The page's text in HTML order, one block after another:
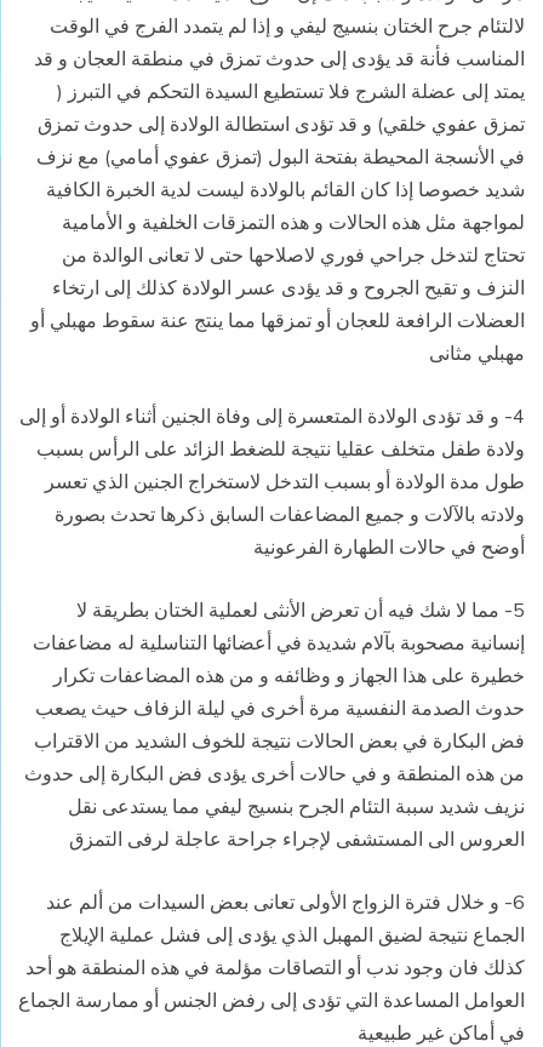
لالتئام جرح الختان بنسيج ليفي و إذا لم يتمدد الفرج في الوقت
المناسب فأنة قد يؤدى إلى حدوث تمزق في منطقة العجان و قد
يمتد إلى عضلة الشرج فلا تستطيع السيدة التحكم في التبرز (
تمزق عفوي خلقي) و قد تؤدى استطالة الولادة إلى حدوث تمزق
في الأنسجة المحيطة بفتحة البول (تمزق عفوي أمامي) مع نزف
شديد خصوصا إذا كان القائم بالولادة ليست لدية الخبرة الكافية
لمواجهة مثل هذه الحالات و هذه التمزقات الخلفية و الأمامية
تحتاج لتدخل جراحي فوري لاصلاحها حتى لا تعانى الوالدة من
النزف و تقيح الجروح و قد يؤدى عسر الولادة كذلك إلى ارتخاء
العضلات الرافعة للعجان أو تمزقها مما ينتج عنة سقوط مهبلي أو
مهبلي مثانى
4- و قد تؤدى الولادة المتعسرة إلى وفاة الجنين أثناء الولادة أو إلى
ولادة طفل متخلف عقليا نتيجة للضغط الزائد على الرأس بسبب
طول مدة الولادة أو بسبب التدخل لاستخراج الجنين الذي تعسر
ولادته بالآلات و جميع المضاعفات السابق ذكرها تحدث بصورة
أوضح في حالات الطهارة الفرعونية
5- مما لا شك فيه أن تعرض الأنثى لعملية الختان بطريقة لا
إنسانية مصحوبة بآلام شديدة في أعضائها التناسلية له مضاعفات
خطيرة على هذا الجهاز و وظائفه و من هذه المضاعفات تكرار
حدوث الصدمة النفسية مرة أخرى في ليلة الزفاف حيث يصعب
فض البكارة في بعض الحالات نتيجة للخوف الشديد من الاقتراب
من هذه المنطقة و في حالات أخرى يؤدى فض البكارة إلى حدوث
نزيف شديد سببة التئام الجرح بنسيج ليفي مما يستدعى نقل
العروس الى المستشفى لإجراء جراحة عاجلة لرفى التمزق
6- و خلال فترة الزواج الأولى تعانى بعض السيدات من ألم عند
الجماع نتيجة لضيق المهبل الذي يؤدى إلى فشل عملية الإيلاج
كذلك فان وجود ندب أو التصاقات مؤلمة في هذه المنطقة هو أحد
العوامل المساعدة التي تؤدى إلى رفض الجنس أو ممارسة الجماع
في أماكن غير طبيعية